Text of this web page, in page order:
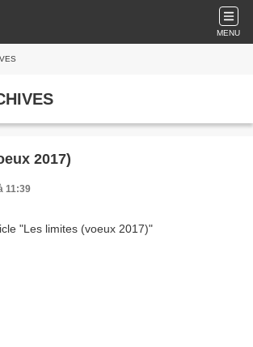
MENU
2017)
11:39